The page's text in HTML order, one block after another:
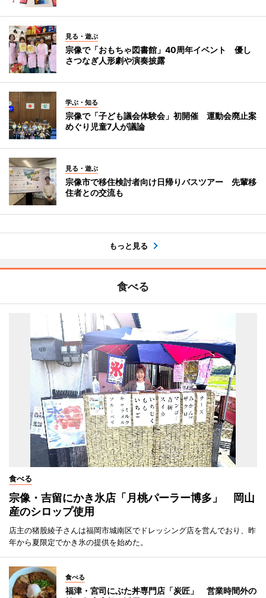
見る・遊ぶ
宗像で「おもちゃ図書館」40周年イベント 優し
さつなぎ人形劇や演奏披露
学ぶ・知る
宗像で「子ども議会体験会」初開催 運動会廃止案
めぐり児童7人が議論
見る・遊ぶ
宗像市で移住検討者向け日帰りバスツアー 先輩移
住者との交流も
もっと見る
食べる
食べる
宗像・吉留にかき氷店「月桃パーラー博多」 岡山
産のシロップ使用
店主の猪股綾子さんは福岡市城南区でドレッシング店を営んでおり、昨
年から夏限定でかき氷の提供を始めた。
食べる
福津・宮司にぶた丼専門店「炭匠」 営業時間外の